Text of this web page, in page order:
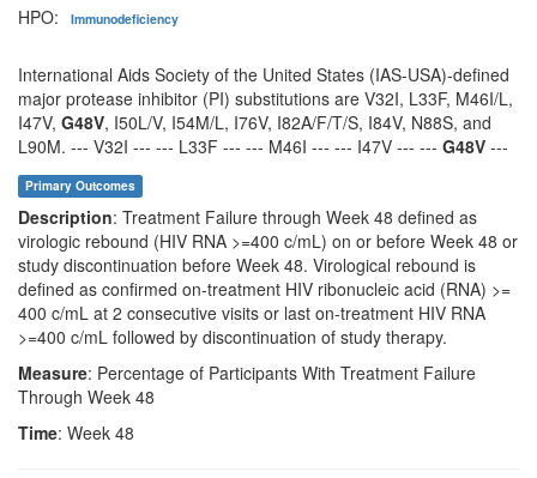
HPO: Immunodeficiency
International Aids Society of the United States (IAS-USA)-defined
major protease inhibitor (PI) substitutions are V32I, L33F, M46I/L,
I47V, G48V, I50L/V, I54M/L, I76V, I82A/F/T/S, I84V, N88S, and
L90M. --- V32I --- --- L33F --- --- M46I --- --- I47V --- --- G48V ---
Primary Outcomes
Description: Treatment Failure through Week 48 defined as
virologic rebound (HIV RNA >=400 c/mL) on or before Week 48 or
study discontinuation before Week 48. Virological rebound is
defined as confirmed on-treatment HIV ribonucleic acid (RNA) >=
400 c/mL at 2 consecutive visits or last on-treatment HIV RNA
>=400 c/mL followed by discontinuation of study therapy.
Measure: Percentage of Participants With Treatment Failure
Through Week 48
Time: Week 48